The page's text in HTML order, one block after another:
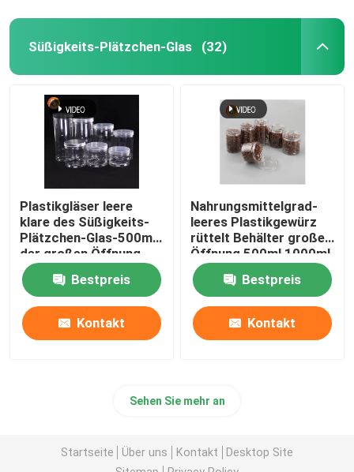
Süßigkeits-Plätzchen-Glas (32)
Plastikgläser leere
klare des Süßigkeits-
Plätzchen-Glas-500ml
der großen Öffnung
Nahrungsmittelmit
Schraubverschluss-
Deckeln
Bestpreis
Kontakt
Nahrungsmittelgrad-
leeres Plastikgewürz
rüttelt Behälter großer
Öffnung 500ml 1000ml
Plastik
Bestpreis
Kontakt
Sehen Sie mehr an
Startseite Über uns Kontakt
Desktop Site